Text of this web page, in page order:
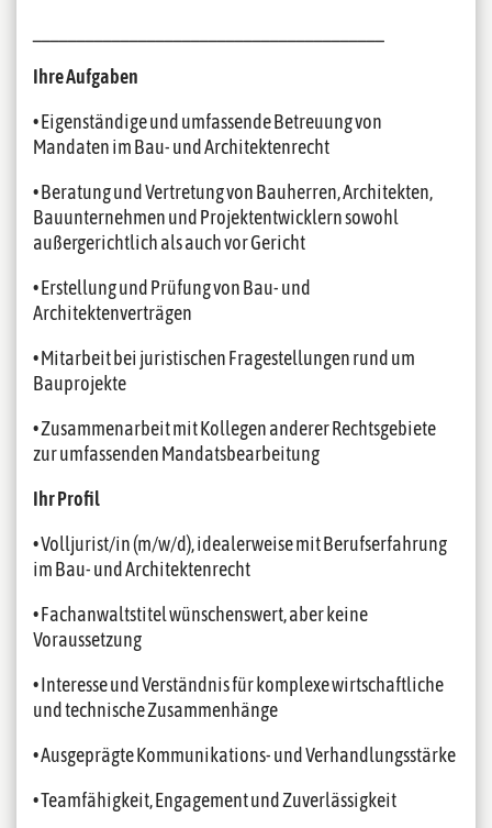
Ihre Aufgaben
• Eigenständige und umfassende Betreuung von
Mandaten im Bau- und Architektenrecht
• Beratung und Vertretung von Bauherren, Architekten,
Bauunternehmen und Projektentwicklern sowohl
außergerichtlich als auch vor Gericht
• Erstellung und Prüfung von Bau- und
Architektenverträgen
• Mitarbeit bei juristischen Fragestellungen rund um
Bauprojekte
• Zusammenarbeit mit Kollegen anderer Rechtsgebiete
zur umfassenden Mandatsbearbeitung
Ihr Profil
• Volljurist/in (m/w/d), idealerweise mit Berufserfahrung
im Bau- und Architektenrecht
• Fachanwaltstitel wünschenswert, aber keine
Voraussetzung
• Interesse und Verständnis für komplexe wirtschaftliche
und technische Zusammenhänge
• Ausgeprägte Kommunikations- und Verhandlungsstärke
• Teamfähigkeit, Engagement und Zuverlässigkeit